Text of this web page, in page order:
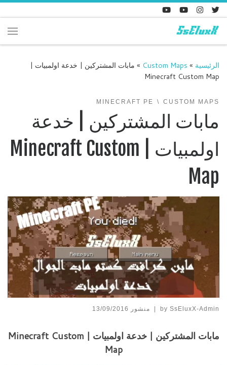
Skip to content
الرئيسية »
Custom Maps
» مابات المشتركين | خدعة اولمبيات |
Minecraft Custom Map
CUSTOM MAPS
MINECRAFT PE
مابات المشتركين | خدعة
اولمبيات | Minecraft Custom
Map
by SsEluxX-Admin
| منشور 13/09/2016
مابات المشتركين | خدعة اولمبيات | Minecraft Custom
Map